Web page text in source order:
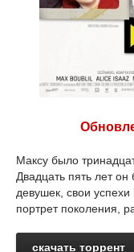
Максу было
Двадцать пять лет
девушек, свои
портрет поколения,
скачать торрент